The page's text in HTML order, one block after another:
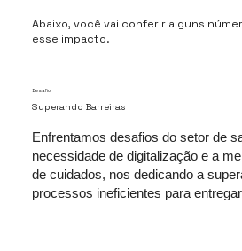
Abaixo, você vai conferir alguns
esse impacto.
Desafio
Enfrentamos desafios do setor de
necessidade de digitalização e a
de cuidados, nos dedicando a
processos ineficientes para
Superando Barreiras